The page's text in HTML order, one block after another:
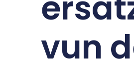
vun